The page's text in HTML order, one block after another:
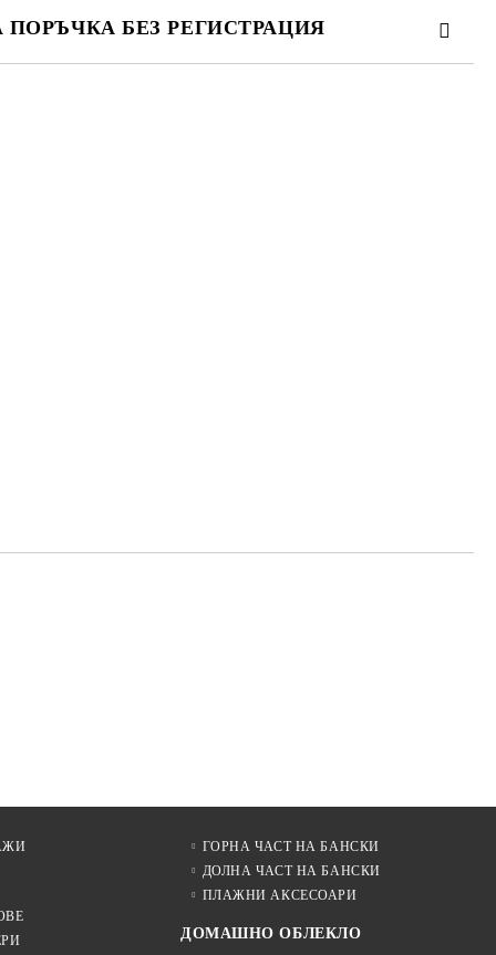
ПОРЪЧКА БЕЗ РЕГИСТРАЦИЯ
ГОРНА ЧАСТ НА БАНСКИ
ДОЛНА ЧАСТ НА БАНСКИ
ПЛАЖНИ АКСЕСОАРИ
ДОМАШНО ОБЛЕКЛО